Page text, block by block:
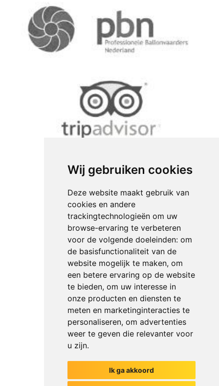
Wij gebruiken cookies
Deze website maakt gebruik van
cookies en andere
trackingtechnologieën om uw
browse-ervaring te verbeteren
voor de volgende doeleinden: om
de basisfunctionaliteit van de
website mogelijk te maken, om
een betere ervaring op de website
te bieden, om uw interesse in
onze producten en diensten te
meten en marketinginteracties te
personaliseren, om advertenties
weer te geven die relevanter voor
u zijn.
Ik ga akkoord
Het begin van jouw gesprek